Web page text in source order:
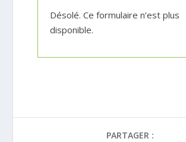
Désolé. Ce formulaire n’est plus
disponible.
PARTAGER :